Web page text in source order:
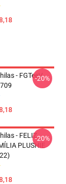
- FGTeeV-20%
- FELIZ
PLUSHIE
-20%